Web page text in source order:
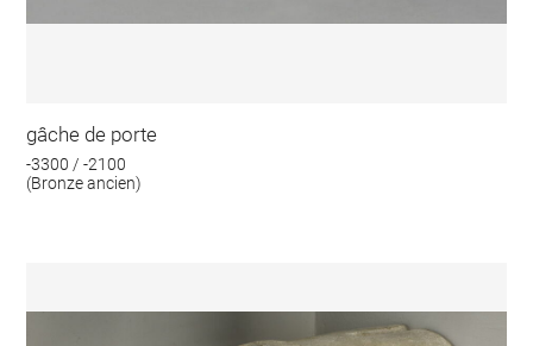
gâche de porte
-3300 / -2100
(Bronze ancien)